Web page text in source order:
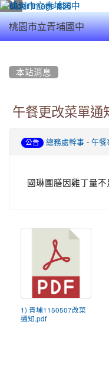
桃園市立青埔國中
本站消息
午餐更改菜單通
公告 總務處幹事 - 午餐
國琳團膳因雞丁量
1) 青埔1150507改菜
通知.pdf